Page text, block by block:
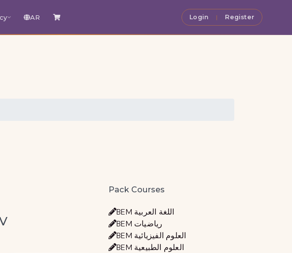
AR Login | Register
Pack Courses
BEM اللغة العربية
BEM رياضيات
BEM العلوم الفيزيائية
BEM العلوم الطبيعية